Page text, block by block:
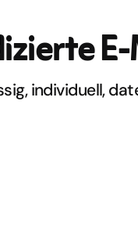
individuell,